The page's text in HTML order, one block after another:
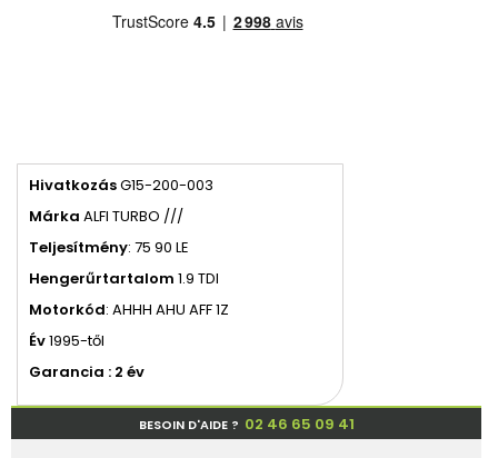
HivatkozásG15-200-003
Márka ALFI TURBO ///
Teljesítmény: 75 90 LE
Hengerűrtartalom 1.9 TDI
Motorkód: AHHH AHU AFF 1Z
Év1995-től
Garancia : 2 év
BESOIN D'AIDE ? 02 46 65 09 41